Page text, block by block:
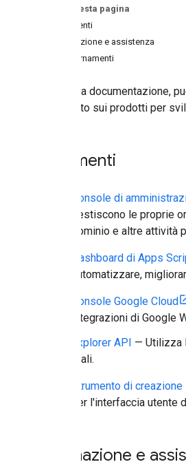
Su questa pagina
Strumenti
Formazione e assistenza
Aggiornamenti
Oltre alla documentazione,
informato sui prodotti per
Strumenti
Console di
gestiscono le proprie
dominio e altre attività
Dashboard di Apps
automatizzare,
Console Google Cloud
integrazioni di Google
Explorer API — Utilizza
reali.
Strumento di
per l'interfaccia utente
Formazione e